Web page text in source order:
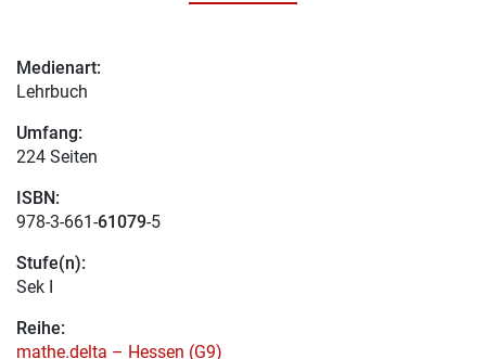
Medienart:
Lehrbuch
Umfang:
224 Seiten
ISBN:
978-3-661-61079-5
Stufe(n):
Sek I
Reihe:
mathe.delta – Hessen (G9)